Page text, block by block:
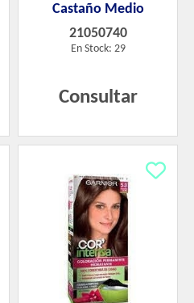
Castaño Medio
21050740
En Stock: 29
Consultar